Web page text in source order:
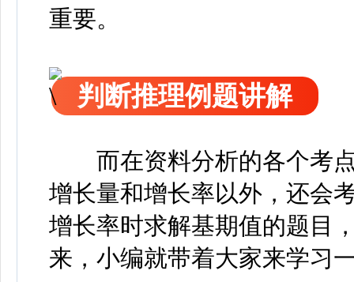
重要。
判断推理例题讲解
而在资料分析的各个考
增长量和增长率以外，还会
增长率时求解基期值的题目
来， 小编就带着大家来学习